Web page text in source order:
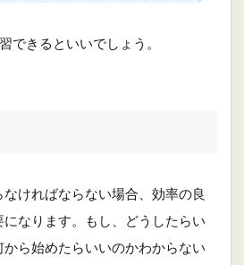
できるといいでしょう。
ければならない場合、効率の良
なります。もし、どうしたらい
ら始めたらいいのかわからない